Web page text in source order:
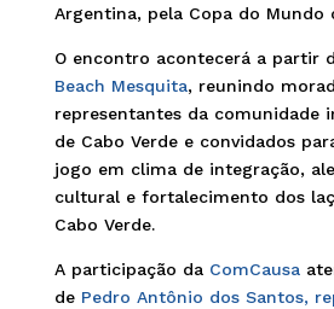
Argentina, pela Copa do Mundo
O encontro acontecerá a partir
Beach Mesquita, reunindo
representantes da comunidade
de Cabo Verde e convidados
jogo em clima de integração,
cultural e fortalecimento dos
Cabo Verde.
A participação daComCausa
de Pedro Antônio dos Santos,